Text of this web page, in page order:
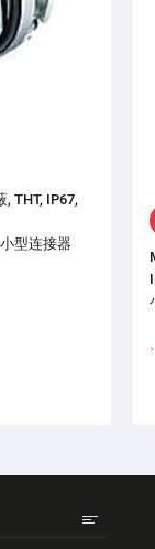
THT, IP67,
型连接器